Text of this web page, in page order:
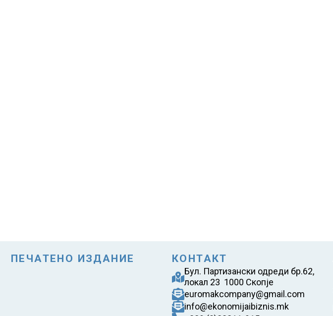
ПЕЧАТЕНО ИЗДАНИЕ КОНТАКТ
Бул. Партизански одреди бр.62,
локал 23 1000 Скопје
euromakcompany@gmail.com
info@ekonomijaibiznis.mk